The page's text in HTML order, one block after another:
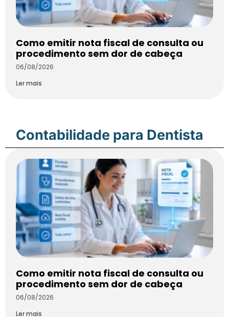
Como emitir nota fiscal de consulta ou
procedimento sem dor de cabeça
06/08/2026
Ler mais
Contabilidade para Dentista
Como emitir nota fiscal de consulta ou
procedimento sem dor de cabeça
06/08/2026
Ler mais